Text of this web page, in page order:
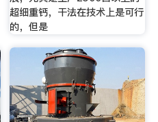
超细重钙，干法在技术上是可行
的，但是